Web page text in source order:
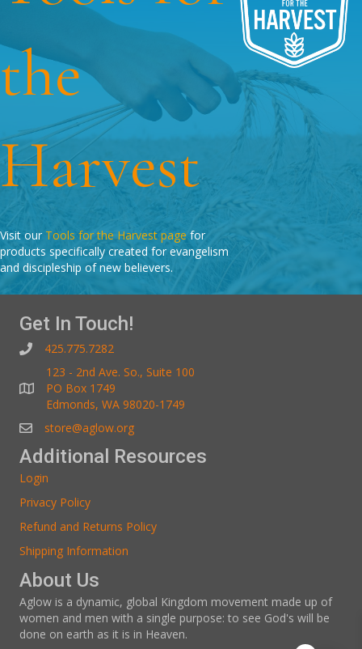
the
Harvest
Visit our Tools for the Harvest page for
products specifically created for evangelism
and discipleship of new believers.
Get In Touch!
425.775.7282
123 - 2nd Ave. So., Suite 100
PO Box 1749
Edmonds, WA 98020-1749
store@aglow.org
Additional Resources
Login
Privacy Policy
Refund and Returns Policy
Shipping Information
About Us
Aglow is a dynamic, global Kingdom movement made up of
women and men with a single purpose: to see God's will be
done on earth as it is in Heaven.